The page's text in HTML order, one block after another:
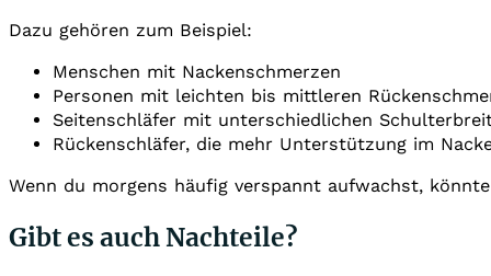
Dazu gehören zum Beispiel:
Menschen mit Nackenschmerzen
Personen mit leichten bis mittleren
Seitenschläfer mit unterschiedlichen
Rückenschläfer, die mehr Unterstützung im
Wenn du morgens häufig verspannt aufwachst,
Gibt es auch Nachteile?